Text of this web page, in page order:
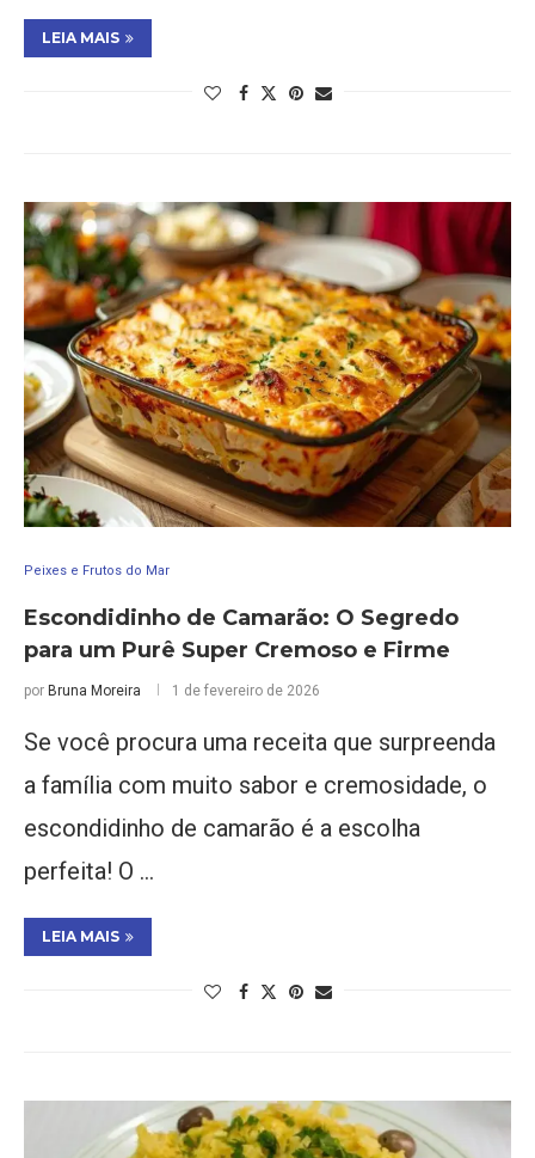
LEIA MAIS
Peixes e Frutos do Mar
Escondidinho de Camarão: O Segredo
para um Purê Super Cremoso e Firme
por Bruna Moreira 1 de fevereiro de 2026
Se você procura uma receita que surpreenda
a família com muito sabor e cremosidade, o
escondidinho de camarão é a escolha
perfeita! O …
LEIA MAIS